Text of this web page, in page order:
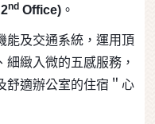
nd Office) 。
能及交通系統，運用頂
緻入微的五感服務，
舒適辦公室的住宿＂心